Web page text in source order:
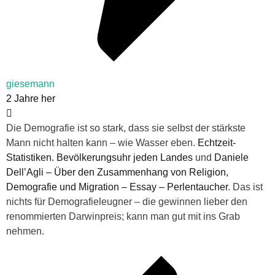
giesemann
2 Jahre her
Die Demografie ist so stark, dass sie selbst der stärkste
Mann nicht halten kann – wie Wasser eben. Echtzeit-
Statistiken. Bevölkerungsuhr jeden Landes und Daniele
Dell’Agli – Über den Zusammenhang von Religion,
Demografie und Migration – Essay – Perlentaucher. Das ist
nichts für Demografieleugner – die gewinnen lieber den
renommierten Darwinpreis; kann man gut mit ins Grab
nehmen.